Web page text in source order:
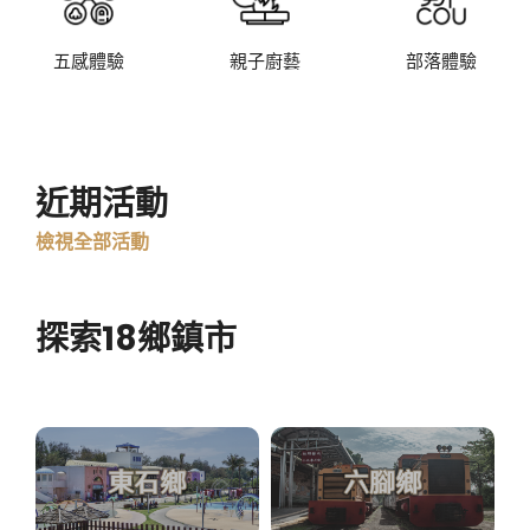
五感體驗 親子廚藝 部落體驗
近期活動
檢視全部活動
探索18鄉鎮市